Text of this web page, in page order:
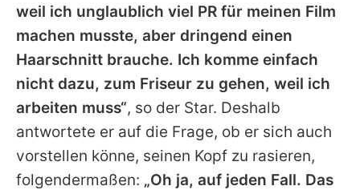
weil ich unglaublich viel PR für meinen Film
machen musste, aber dringend einen
Haarschnitt brauche. Ich komme einfach
nicht dazu, zum Friseur zu gehen, weil ich
arbeiten muss“, so der Star. Deshalb
antwortete er auf die Frage, ob er sich auch
vorstellen könne, seinen Kopf zu rasieren,
folgendermaßen: „Oh ja, auf jeden Fall. Das